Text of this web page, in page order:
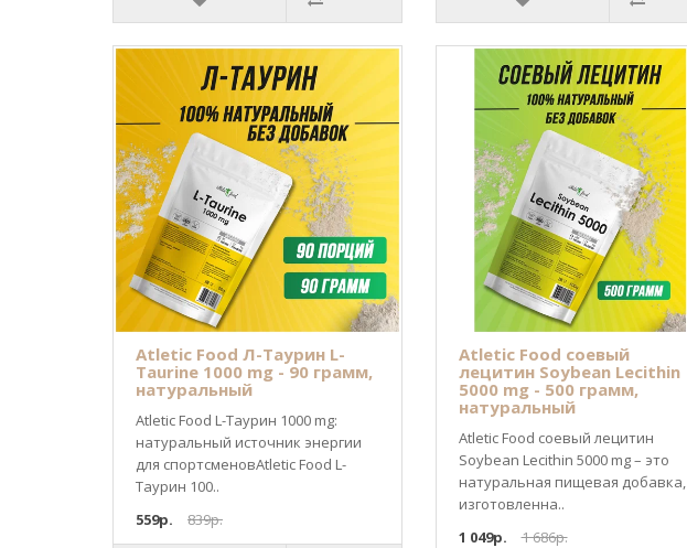
Atletic Food Л-Таурин L-
Taurine 1000 mg - 90 грамм,
натуральный
Atletic Food L-Таурин 1000 mg:
натуральный источник энергии
для спортсменовAtletic Food L-
Таурин 100..
559р.
839р.
Atletic Food соевый
лецитин Soybean Lecithin
5000 mg - 500 грамм,
натуральный
Atletic Food соевый лецитин
Soybean Lecithin 5000 mg – это
натуральная пищевая добавка,
изготовленна..
1 049р.
1 686р.